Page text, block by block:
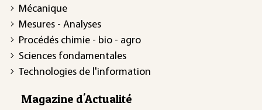
Mécanique
Mesures - Analyses
Procédés chimie - bio - agro
Sciences fondamentales
Technologies de l'information
Magazine d'Actualité